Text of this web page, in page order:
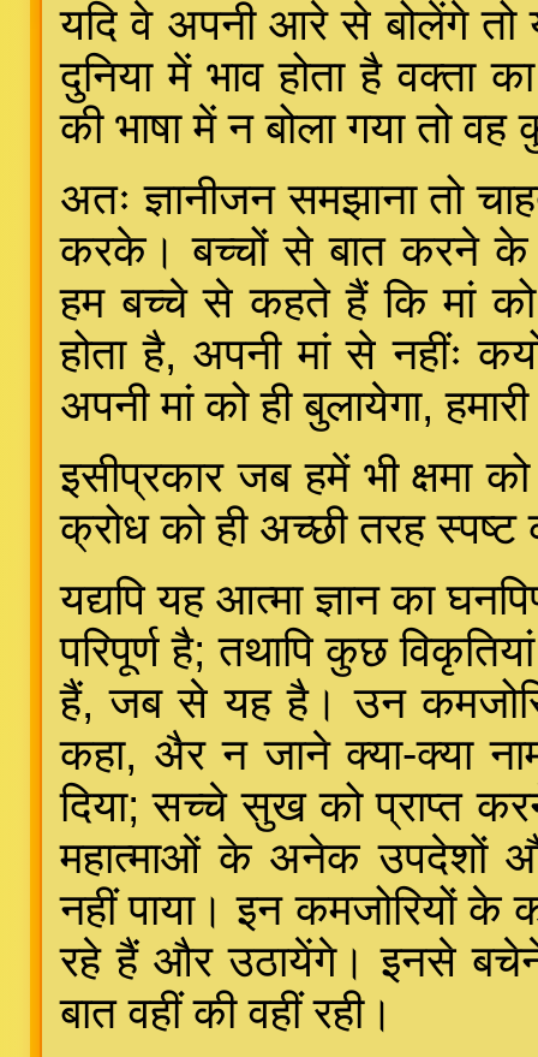
यदि वे अपनी आरे से बोलेंगे तो
दुनिया में भाव होता है वक्ता
की भाषा में न बोला गया तो
अतः ज्ञानीजन समझाना तो
करके। बच्चों से बात करने के
हम बच्चे से कहते हैं कि मां को
होता है, अपनी मां से नहींः
अपनी मां को ही बुलायेगा,
इसीप्रकार जब हमें भी क्षमा
क्रोध को ही अच्छी तरह स्पष्ट
यद्यपि यह आत्मा ज्ञान का
परिपूर्ण है; तथापि कुछ
हैं, जब से यह है। उन
कहा, अैर न जाने क्या-क्या
दिया; सच्चे सुख को प्राप्त
महात्माओं के अनेक उपदेशों
नहीं पाया। इन कमजोरियों के
रहे हैं और उठायेंगे। इनसे
बात वहीं की वहीं रही।